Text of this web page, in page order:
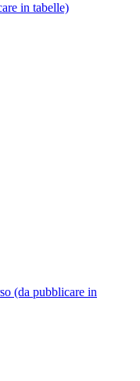
in tabelle)
(da pubblicare in